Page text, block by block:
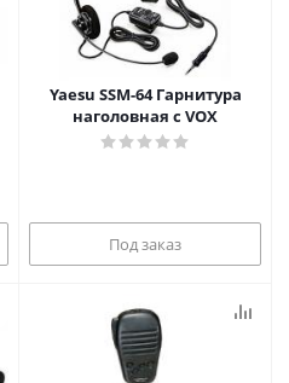
Yaesu SSM-64 Гарнитура
наголовная с VOX
Под заказ